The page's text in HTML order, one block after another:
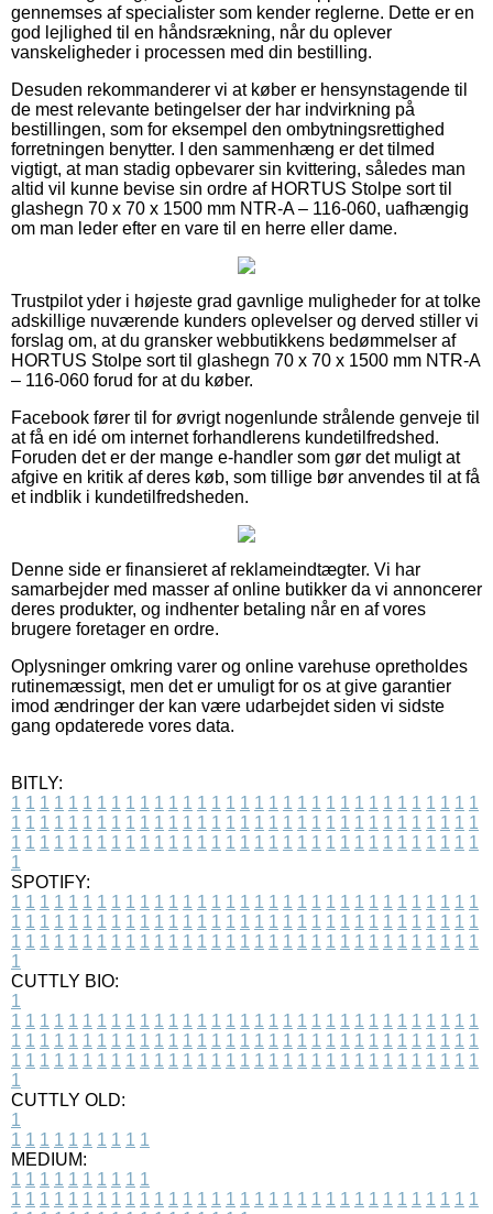
gennemses af specialister som kender reglerne. Dette er en
god lejlighed til en håndsrækning, når du oplever
vanskeligheder i processen med din bestilling.
Desuden rekommanderer vi at køber er hensynstagende til
de mest relevante betingelser der har indvirkning på
bestillingen, som for eksempel den ombytningsrettighed
forretningen benytter. I den sammenhæng er det tilmed
vigtigt, at man stadig opbevarer sin kvittering, således man
altid vil kunne bevise sin ordre af HORTUS Stolpe sort til
glashegn 70 x 70 x 1500 mm NTR-A – 116-060, uafhængig
om man leder efter en vare til en herre eller dame.
Trustpilot yder i højeste grad gavnlige muligheder for at tolke
adskillige nuværende kunders oplevelser og derved stiller vi
forslag om, at du gransker webbutikkens bedømmelser af
HORTUS Stolpe sort til glashegn 70 x 70 x 1500 mm NTR-A
– 116-060 forud for at du køber.
Facebook fører til for øvrigt nogenlunde strålende genveje til
at få en idé om internet forhandlerens kundetilfredshed.
Foruden det er der mange e-handler som gør det muligt at
afgive en kritik af deres køb, som tillige bør anvendes til at få
et indblik i kundetilfredsheden.
Denne side er finansieret af reklameindtægter. Vi har
samarbejder med masser af online butikker da vi annoncerer
deres produkter, og indhenter betaling når en af vores
brugere foretager en ordre.
Oplysninger omkring varer og online varehuse opretholdes
rutinemæssigt, men det er umuligt for os at give garantier
imod ændringer der kan være udarbejdet siden vi sidste
gang opdaterede vores data.
BITLY:
1 1 1 1 1 1 1 1 1 1 1 1 1 1 1 1 1 1 1 1 1 1 1 1 1 1 1 1 1 1 1 1 1
1 1 1 1 1 1 1 1 1 1 1 1 1 1 1 1 1 1 1 1 1 1 1 1 1 1 1 1 1 1 1 1 1
1 1 1 1 1 1 1 1 1 1 1 1 1 1 1 1 1 1 1 1 1 1 1 1 1 1 1 1 1 1 1 1 1
1
SPOTIFY:
1 1 1 1 1 1 1 1 1 1 1 1 1 1 1 1 1 1 1 1 1 1 1 1 1 1 1 1 1 1 1 1 1
1 1 1 1 1 1 1 1 1 1 1 1 1 1 1 1 1 1 1 1 1 1 1 1 1 1 1 1 1 1 1 1 1
1 1 1 1 1 1 1 1 1 1 1 1 1 1 1 1 1 1 1 1 1 1 1 1 1 1 1 1 1 1 1 1 1
1
CUTTLY BIO:
1
1 1 1 1 1 1 1 1 1 1 1 1 1 1 1 1 1 1 1 1 1 1 1 1 1 1 1 1 1 1 1 1 1
1 1 1 1 1 1 1 1 1 1 1 1 1 1 1 1 1 1 1 1 1 1 1 1 1 1 1 1 1 1 1 1 1
1 1 1 1 1 1 1 1 1 1 1 1 1 1 1 1 1 1 1 1 1 1 1 1 1 1 1 1 1 1 1 1 1
1
CUTTLY OLD:
1
1 1 1 1 1 1 1 1 1 1
MEDIUM:
1 1 1 1 1 1 1 1 1 1
1 1 1 1 1 1 1 1 1 1 1 1 1 1 1 1 1 1 1 1 1 1 1 1 1 1 1 1 1 1 1 1 1